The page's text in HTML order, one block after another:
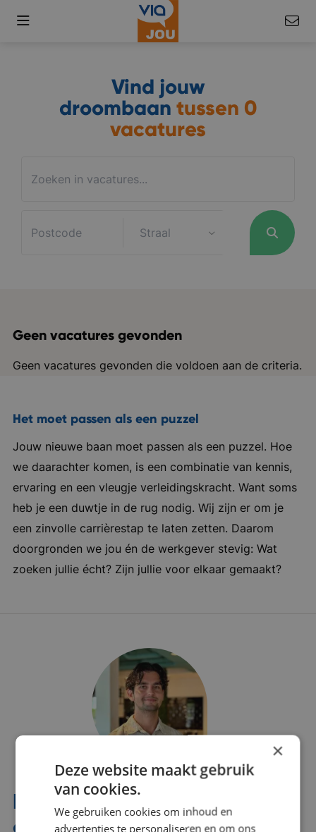
Vind jouw
droombaan tussen 0
vacatures
Geen vacatures gevonden
Geen vacatures gevonden die voldoen aan de criteria.
Het moet passen als een puzzel
Jouw nieuwe baan moet passen als een puzzel. Hoe
we daarachter komen, is een combinatie van kennis,
ervaring en een vleugje verleidingskracht. Want soms
heb je een duwtje in de rug nodig. Wij zijn er om je
een zinvolle carrièrestap te laten zetten. Daarom
doorgronden we jou én de werkgever stevig: Wat
zoeken jullie écht? Zijn jullie voor elkaar gemaakt?
Interesse? Benno helpt je
graag verder!
×
Deze website maakt gebruik
van cookies.
We gebruiken cookies om inhoud en
advertenties te personaliseren en om ons